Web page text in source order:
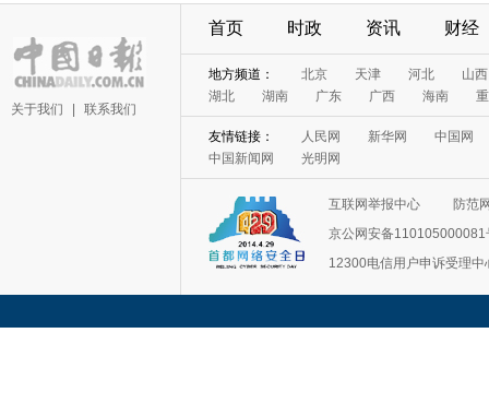
关于我们 联系我们
首页 时政 资讯 财经
地方频道： 北京 天津 河北
山西
湖北
湖南 广东 广西 海南
友情链接： 人民网 新华网
中国网
中国新闻网
光明网
互联网举报中心
防范
京公网安备110105000081
12300电信用户申诉受理中